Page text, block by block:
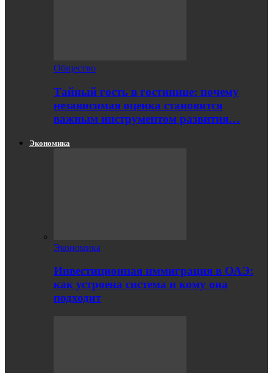
Общество
Тайный гость в гостинице: почему
независимая оценка становится
важным инструментом развития…
Экономика
Экономика
Инвестиционная иммиграция в ОАЭ:
как устроена система и кому она
подходит